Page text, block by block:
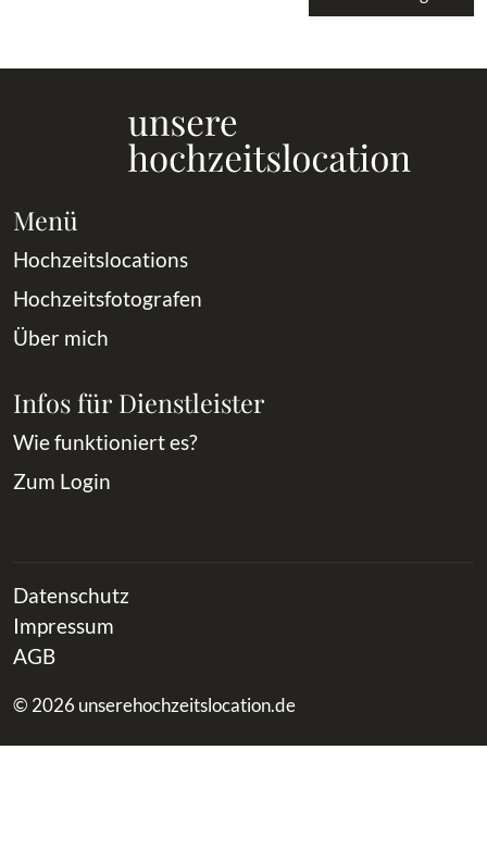
Menü
Hochzeitslocations
Hochzeitsfotografen
Über mich
Infos für Dienstleister
Wie funktioniert es?
Zum Login
Datenschutz
Impressum
AGB
© 2026 unserehochzeitslocation.de